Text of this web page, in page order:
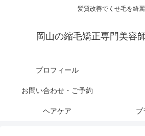
髪質改善でくせ毛を綺
岡山の縮毛矯正専門美
プロフィール
お問い合わせ・ご予約
ヘアケア プ